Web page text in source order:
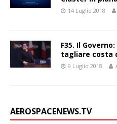
14 Luglio 2018
F35. Il
tagliare costa
9 Luglio 2018
AEROSPACENEWS.TV